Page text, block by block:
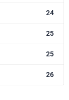
24
25
25
26